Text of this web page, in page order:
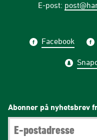
E-post:
Facebook
Abonner på nyhetsbrev